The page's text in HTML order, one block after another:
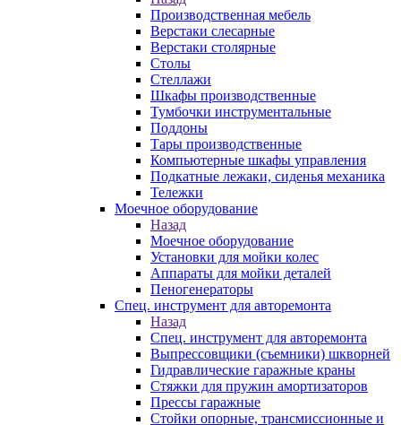
Производственная мебель
Верстаки слесарные
Верстаки столярные
Столы
Стеллажи
Шкафы производственные
Тумбочки инструментальные
Поддоны
Тары производственные
Компьютерные шкафы управления
Подкатные лежаки, сиденья механика
Тележки
Моечное оборудование
Назад
Моечное оборудование
Установки для мойки колес
Аппараты для мойки деталей
Пеногенераторы
Спец. инструмент для авторемонта
Назад
Спец. инструмент для авторемонта
Выпрессовщики (съемники) шкворней
Гидравлические гаражные краны
Стяжки для пружин амортизаторов
Прессы гаражные
Стойки опорные, трансмиссионные и